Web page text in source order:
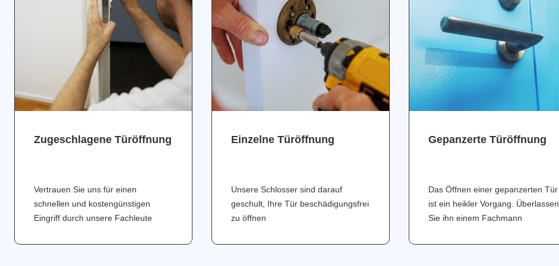
Zugeschlagene Türöffnung
Vertrauen Sie uns für einen
schnellen und kostengünstigen
Eingriff durch unsere Fachleute
Einzelne Türöffnung
Unsere Schlosser sind darauf
geschult, Ihre Tür beschädigungsfrei
zu öffnen
Gepanzerte Türöffnung
Das Öffnen einer gepanzerten Tür
ist ein heikler Vorgang. Überlassen
Sie ihn einem Fachmann